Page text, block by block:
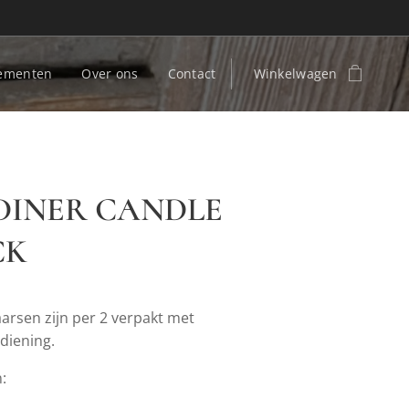
Over ons Contact Winkelwagen
CANDLE
zijn per 2 verpakt met